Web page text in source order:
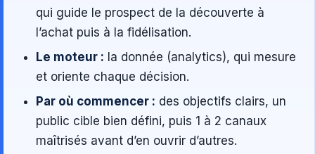
qui guide le prospect de la découverte à
l’achat puis à la fidélisation.
Le moteur : la donnée (analytics), qui mesure
et oriente chaque décision.
Par où commencer : des objectifs clairs, un
public cible bien défini, puis 1 à 2 canaux
maîtrisés avant d’en ouvrir d’autres.